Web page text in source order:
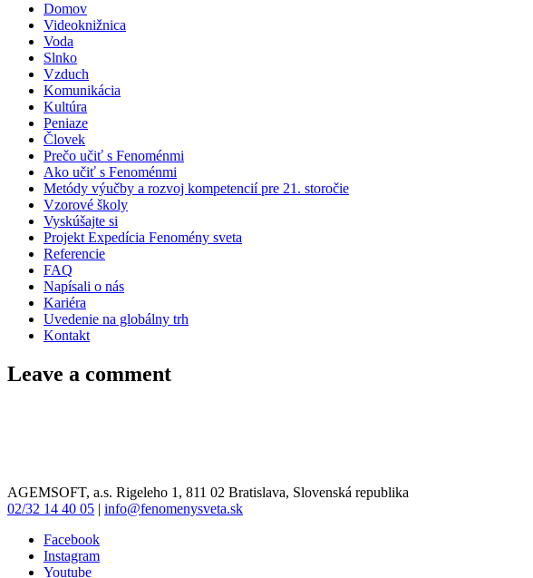
Domov
Videoknižnica
Voda
Slnko
Vzduch
Komunikácia
Kultúra
Peniaze
Človek
Prečo učiť s Fenoménmi
Ako učiť s Fenoménmi
Metódy výučby a rozvoj kompetencií pre 21. storočie
Vzorové školy
Vyskúšajte si
Projekt Expedícia Fenomény sveta
Referencie
FAQ
Napísali o nás
Kariéra
Uvedenie na globálny trh
Kontakt
Leave a comment
AGEMSOFT, a.s. Rigeleho 1, 811 02 Bratislava, Slovenská republika
02/32 14 40 05 | info@fenomenysveta.sk
Facebook
Instagram
Youtube